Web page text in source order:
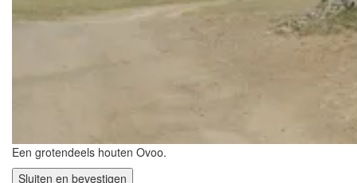
Een grotendeels houten Ovoo.